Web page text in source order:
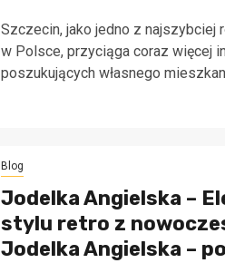
Szczecin, jako jedno z najszybciej
w Polsce, przyciąga coraz więcej
poszukujących własnego
Blog
Jodelka Angielska –
stylu retro z
Jodelka Angielska –